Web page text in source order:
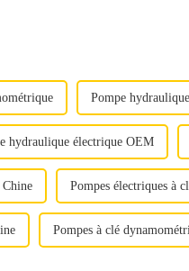
Pompe
hydraulique électrique OEM
Chine Pompes électriques à
Pompes à clé